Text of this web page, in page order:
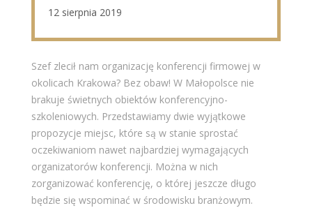
12 sierpnia 2019
Szef zlecił nam organizację konferencji firmowej w
okolicach Krakowa? Bez obaw! W Małopolsce nie
brakuje świetnych obiektów konferencyjno-
szkoleniowych. Przedstawiamy dwie wyjątkowe
propozycje miejsc, które są w stanie sprostać
oczekiwaniom nawet najbardziej wymagających
organizatorów konferencji. Można w nich
zorganizować konferencję, o której jeszcze długo
będzie się wspominać w środowisku branżowym.